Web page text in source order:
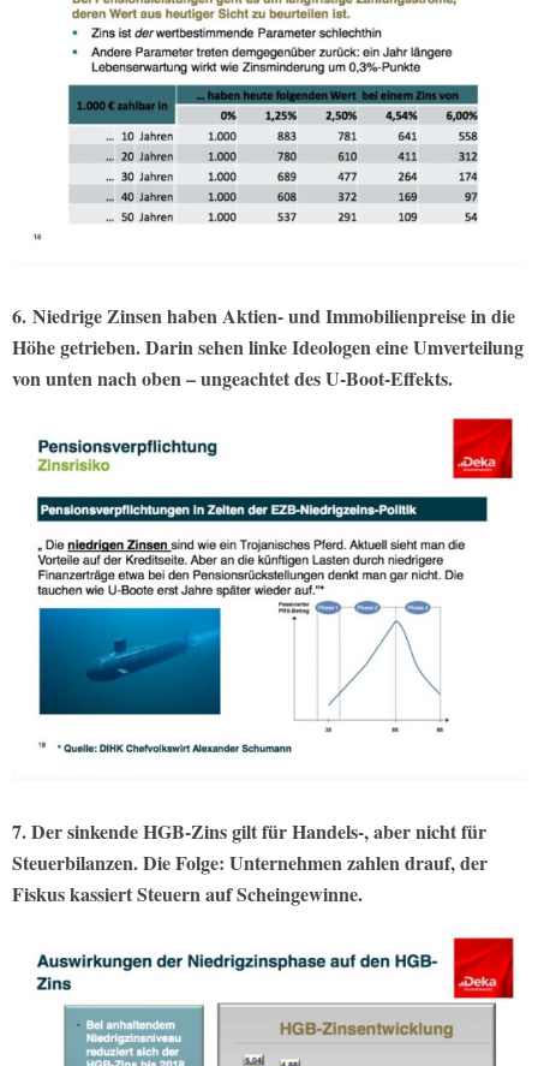
6. Niedrige Zinsen haben Aktien- und Immobilienpreise in die
Höhe getrieben. Darin sehen linke Ideologen eine Umverteilung
von unten nach oben – ungeachtet des U-Boot-Effekts.
7. Der sinkende HGB-Zins gilt für Handels-, aber nicht für
Steuerbilanzen. Die Folge: Unternehmen zahlen drauf, der
Fiskus kassiert Steuern auf Scheingewinne.